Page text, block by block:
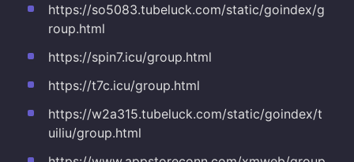
https://so5083.tubeluck.com/static/goindex/g
roup.html
https://spin7.icu/group.html
https://t7c.icu/group.html
https://w2a315.tubeluck.com/static/goindex/t
uiliu/group.html